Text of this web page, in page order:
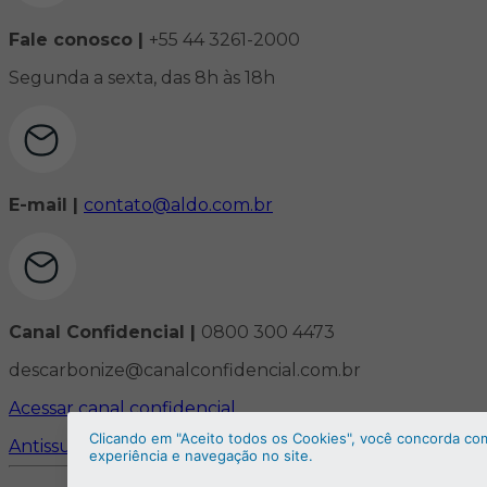
Fale conosco | +55 44 3261-2000
Segunda a sexta, das 8h às 18h
E-mail | contato@aldo.com.br
Canal Confidencial | 0800 300 4473
descarbonize@canalconfidencial.com.br
Acessar canal confidencial
Antissuborno e Anticorrupção
Clicando em "Aceito todos os Cookies", você concorda
experiência e navegação no site.